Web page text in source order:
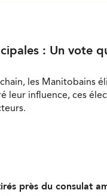
: Un vote
les Manitobains
leur influence, ces
près du consulat